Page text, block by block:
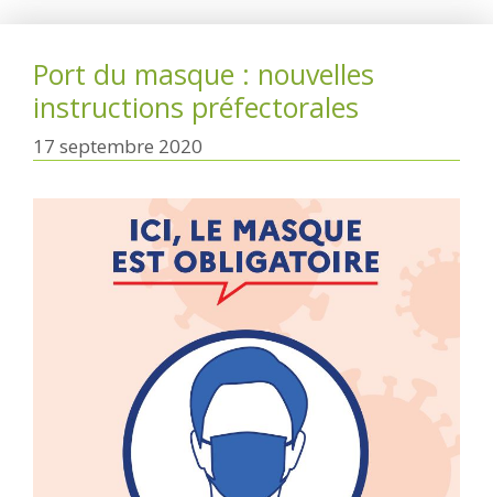
Port du masque : nouvelles
instructions préfectorales
17 septembre 2020